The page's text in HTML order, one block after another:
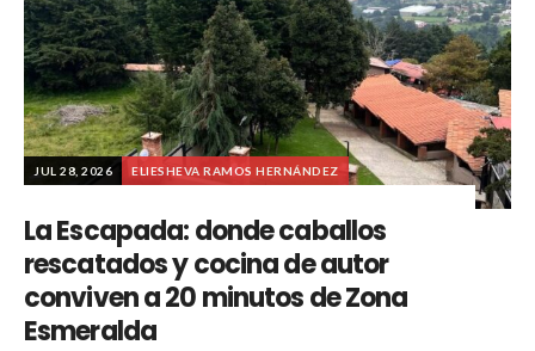
JUL 28, 2026 ELIESHEVA RAMOS HERNÁNDEZ
La Escapada: donde caballos
rescatados y cocina de autor
conviven a 20 minutos de Zona
Esmeralda